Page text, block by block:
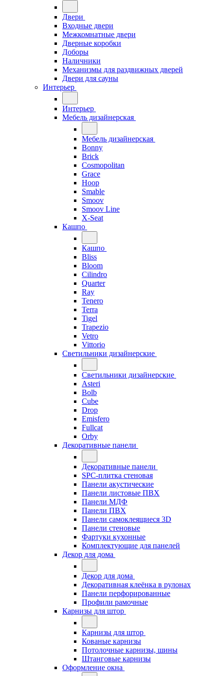
Двери
Входные двери
Межкомнатные двери
Дверные коробки
Доборы
Наличники
Механизмы для раздвижных дверей
Двери для сауны
Интерьер
Интерьер
Мебель дизайнерская
Мебель дизайнерская
Bonny
Brick
Cosmopolitan
Grace
Hoop
Smable
Smoov
Smoov Line
X-Seat
Кашпо
Кашпо
Bliss
Bloom
Cilindro
Quarter
Ray
Tenero
Terra
Tigel
Trapezio
Vetro
Vittorio
Светильники дизайнерские
Светильники дизайнерские
Asteri
Bolb
Cube
Drop
Emisfero
Fullcat
Orby
Декоративные панели
Декоративные панели
SPC-плитка стеновая
Панели акустические
Панели листовые ПВХ
Панели МДФ
Панели ПВХ
Панели самоклеящиеся 3D
Панели стеновые
Фартуки кухонные
Комплектующие для панелей
Декор для дома
Декор для дома
Декоративная клеёнка в рулонах
Панели перфорированные
Профили рамочные
Карнизы для штор
Карнизы для штор
Кованые карнизы
Потолочные карнизы, шины
Штанговые карнизы
Оформление окна